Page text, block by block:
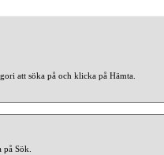
att söka på och klicka på Hämta.
Sök.